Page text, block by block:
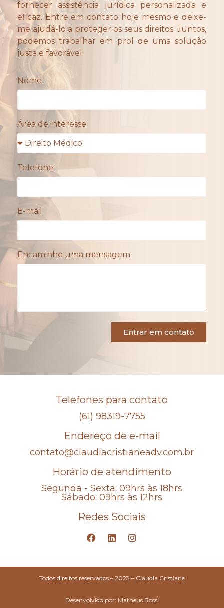
fornecer assistência jurídica personalizada e
eficaz. Entre em contato hoje mesmo e deixe-
me ajudá-lo a proteger os seus direitos. Juntos,
podemos trabalhar em prol de uma solução
justa e favorável.
Nome
Área de interesse
Telefone
E-mail
Encaminhe uma mensagem
Entrar em contato
Telefones para contato
(61) 98319-7755
Endereço de e-mail
contato@claudiacristianeadv.com.br
Horário de atendimento
Segunda - Sexta: 09hrs às 18hrs
Sábado: 09hrs às 12hrs
Redes Sociais
Todos direitos reservados – 2023 – Cláudia Cristiane
Desenvolvido por: Matheus Rossi